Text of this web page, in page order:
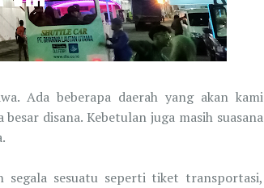
Ada beberapa daerah yang akan kami
disana. Kebetulan juga masih suasana
segala sesuatu seperti tiket transportasi,